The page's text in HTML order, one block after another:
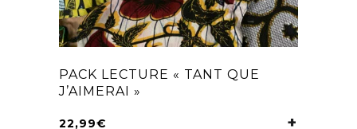
PACK LECTURE « TANT QUE
J’AIMERAI »
22,99€